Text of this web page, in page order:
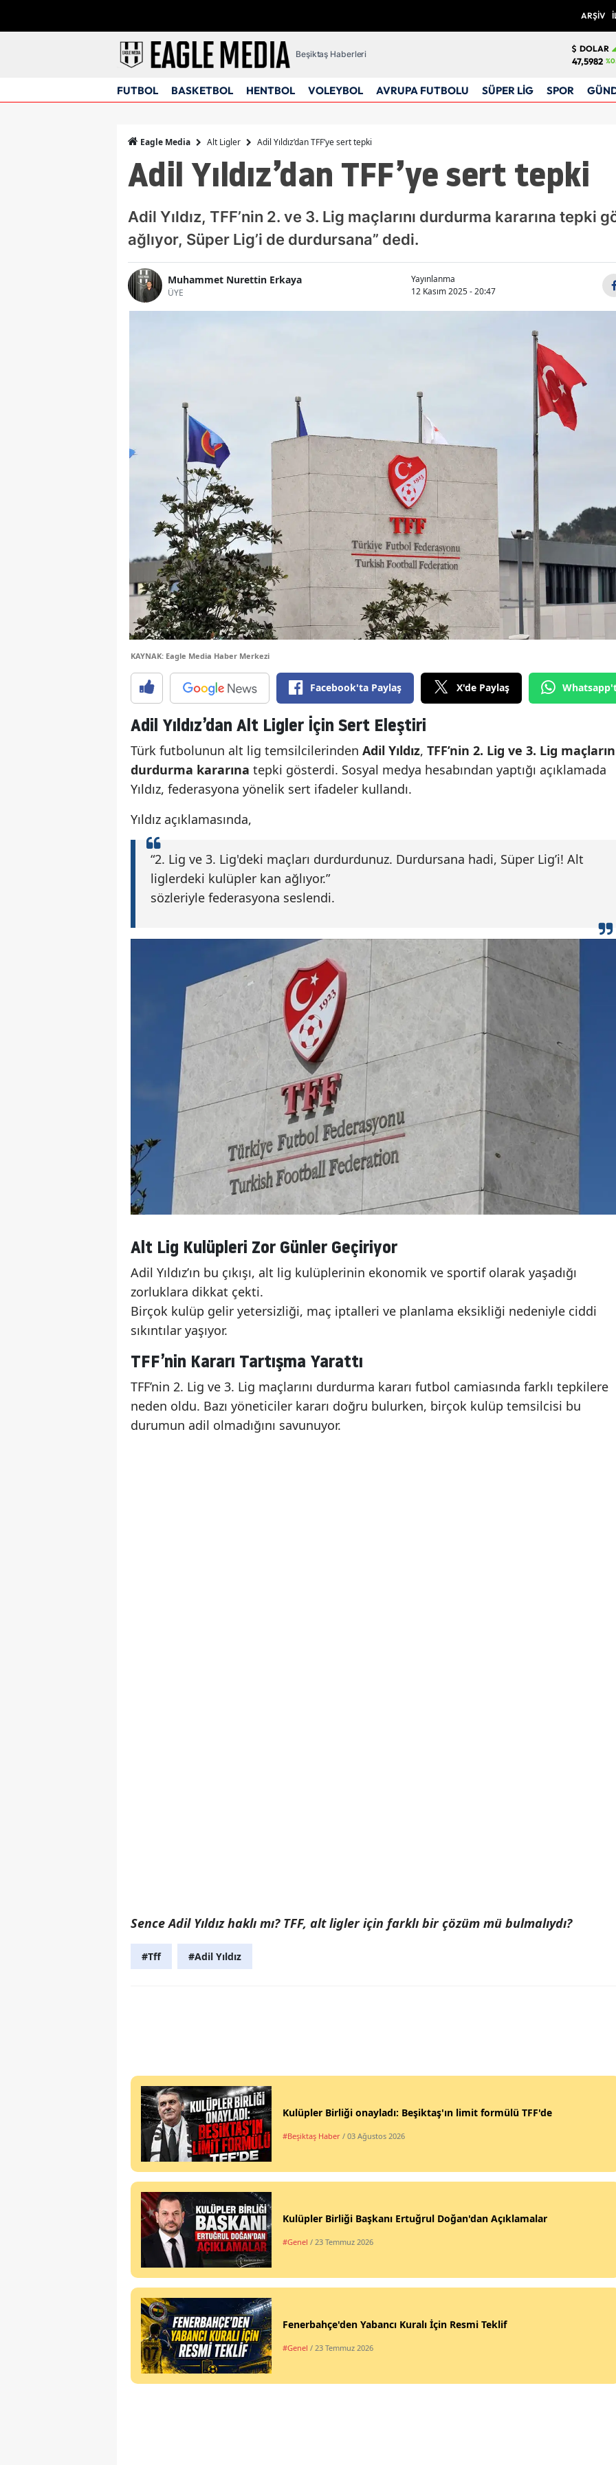
ARŞİV
Beşiktaş Haberleri
DOLAR
47,5982
FUTBOL BASKETBOL HENTBOL VOLEYBOL AVRUPA FUTBOLU SÜPER LİG SPOR
Eagle Media Alt Ligler Adil Yıldız’dan TFF’ye sert tepki
Adil Yıldız’dan TFF’ye sert tepki
Adil Yıldız, TFF’nin 2. ve 3. Lig maçlarını durdurma kararına tepki
ağlıyor, Süper Lig’i de durdursana” dedi.
Muhammet Nurettin Erkaya
ÜYE
Yayınlanma
12 Kasım 2025 - 20:47
KAYNAK: Eagle Media Haber Merkezi
Facebook'ta Paylaş X'de Paylaş
Adil Yıldız’dan Alt Ligler İçin Sert Eleştiri
Türk futbolunun alt lig temsilcilerinden Adil Yıldız, TFF’nin 2. Lig ve 3. Lig
durdurma kararına tepki gösterdi. Sosyal medya hesabından yaptığı açıklamada
Yıldız, federasyona yönelik sert ifadeler kullandı.
Yıldız açıklamasında,
“2. Lig ve 3. Lig'deki maçları durdurdunuz. Durdursana hadi, Süper Lig’i! Alt
liglerdeki kulüpler kan ağlıyor.”
sözleriyle federasyona seslendi.
Alt Lig Kulüpleri Zor Günler Geçiriyor
Adil Yıldız’ın bu çıkışı, alt lig kulüplerinin ekonomik ve sportif olarak yaşadığı
zorluklara dikkat çekti.
Birçok kulüp gelir yetersizliği, maç iptalleri ve planlama eksikliği nedeniyle ciddi
sıkıntılar yaşıyor.
TFF’nin Kararı Tartışma Yarattı
TFF’nin 2. Lig ve 3. Lig maçlarını durdurma kararı futbol camiasında farklı tepkilere
neden oldu. Bazı yöneticiler kararı doğru bulurken, birçok kulüp temsilcisi bu
durumun adil olmadığını savunuyor.
Sence Adil Yıldız haklı mı? TFF, alt ligler için farklı bir çözüm mü bulmalıydı?
#Tff #Adil Yıldız
Kulüpler Birliği onayladı: Beşiktaş'ın limit formülü TFF'de
#Beşiktaş Haber / 03 Ağustos 2026
Kulüpler Birliği Başkanı Ertuğrul Doğan'dan Açıklamalar
#Genel / 23 Temmuz 2026
Fenerbahçe'den Yabancı Kuralı İçin Resmi Teklif
#Genel / 23 Temmuz 2026